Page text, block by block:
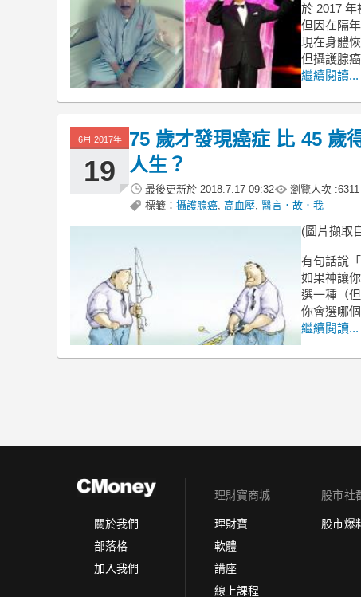
於 2017 年
但因在隔
現在身體
但攝護腺
繼續閱讀...
6月 2017年
19
75 歲才發現癌症 比 45 歲
人生？
最後更新於 2018.7.17 09:32 瀏覽人次 :6311
標籤： 攝護腺癌 高血壓 醫言．故．我
(圖片擷取
有句話說
如果神讓
選一種（但
你會選哪個
繼續閱讀...
關於我們
部落格
加入我們
理財寶商城
理財寶
軟體
講座
線上課程
股市社
股市爆